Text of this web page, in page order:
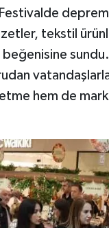
tekstil
beğenisine
hem de